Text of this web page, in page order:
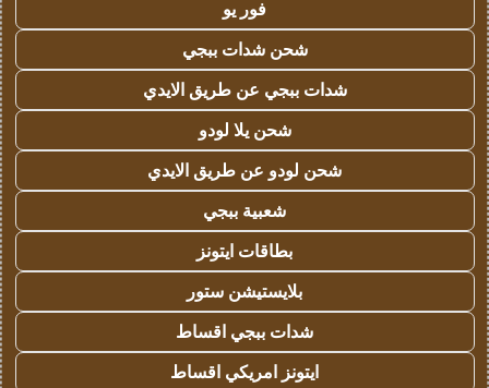
فور يو
شحن شدات ببجي
شدات ببجي عن طريق الايدي
شحن يلا لودو
شحن لودو عن طريق الايدي
شعبية ببجي
بطاقات ايتونز
بلايستيشن ستور
شدات ببجي اقساط
ايتونز امريكي اقساط